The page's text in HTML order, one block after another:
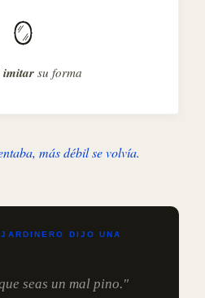
🪞
imitarsu forma
más débil se volvía.
DIJO UNA
seas un mal pino."